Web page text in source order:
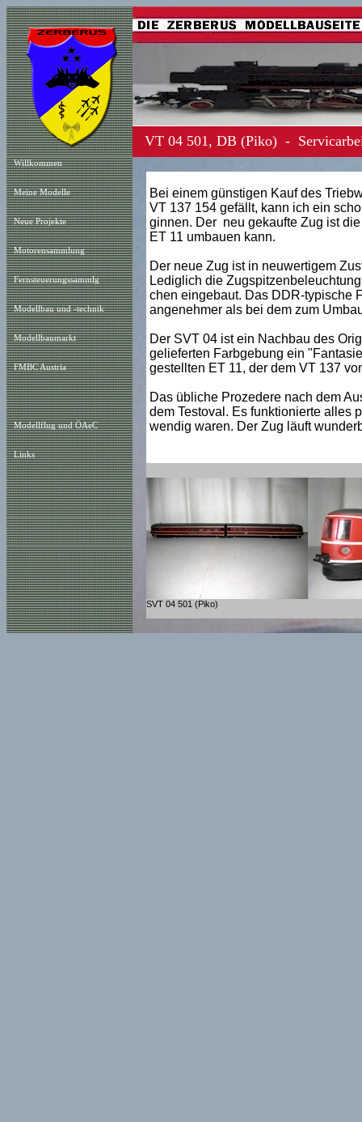
Willkommen
Meine Modelle
Neue Projekte
Motorensammlung
Fernsteuerungssammlg
Modellbau und -technik
Modellbaumarkt
FMBC Austria
Modellflug und ÖAeC
Links
VT 04 501, DB (Piko) -
Bei einem günstigen Kauf des
VT 137 154 gefällt, kann ich ein
ginnen. Der neu gekaufte Zug ist
ET 11 umbauen kann.
Der neue Zug ist in neuwertigem
Lediglich die
chen eingebaut. Das DDR-typische
angenehmer als bei dem zum
Der SVT 04 ist ein Nachbau des
gelieferten Farbgebung ein
gestellten ET 11, der dem VT 137
Das übliche Prozedere nach dem
dem Testoval. Es funktionierte alles
wendig waren. Der Zug läuft
SVT 04 501 (Piko)